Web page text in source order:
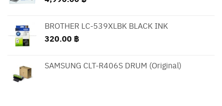
BROTHER LC-539XLBK BLACK INK
320.00 ฿
SAMSUNG CLT-R406S DRUM (Original)